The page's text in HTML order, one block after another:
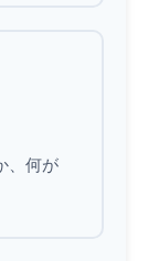
、何が